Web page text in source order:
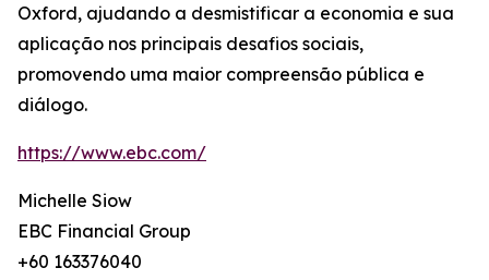
Oxford, ajudando a desmistificar a economia e sua
aplicação nos principais desafios sociais,
promovendo uma maior compreensão pública e
diálogo.
https://www.ebc.com/
Michelle Siow
EBC Financial Group
+60 163376040